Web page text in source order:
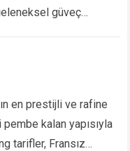
güveç
en prestijli ve rafine
pembe kalan yapısıyla
tarifler, Fransız